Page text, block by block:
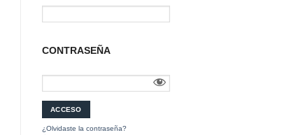
CONTRASEÑA
¿Olvidaste la contraseña?